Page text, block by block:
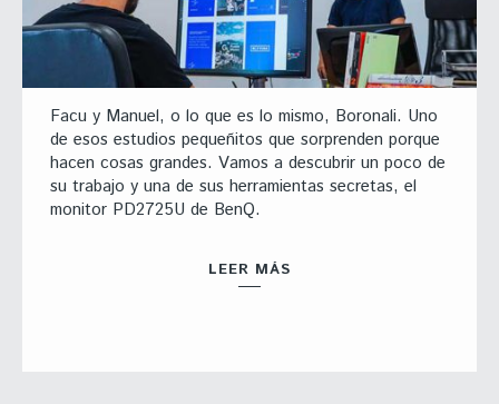
Facu y Manuel, o lo que es lo mismo, Boronali. Uno
de esos estudios pequeñitos que sorprenden porque
hacen cosas grandes. Vamos a descubrir un poco de
su trabajo y una de sus herramientas secretas, el
monitor PD2725U de BenQ.
LEER MÁS